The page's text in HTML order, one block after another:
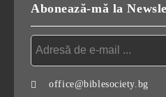
Abonează-mă la
office@biblesociety.bg